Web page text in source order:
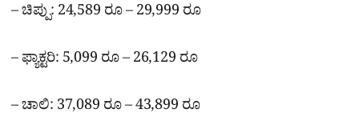
– ಚಿಪ್ಪು: 24,589 ರೂ – 29,999 ರೂ
– ಫ್ಯಾಕ್ಟರಿ: 5,099 ರೂ – 26,129 ರೂ
– ಚಾಲಿ: 37,089 ರೂ – 43,899 ರೂ